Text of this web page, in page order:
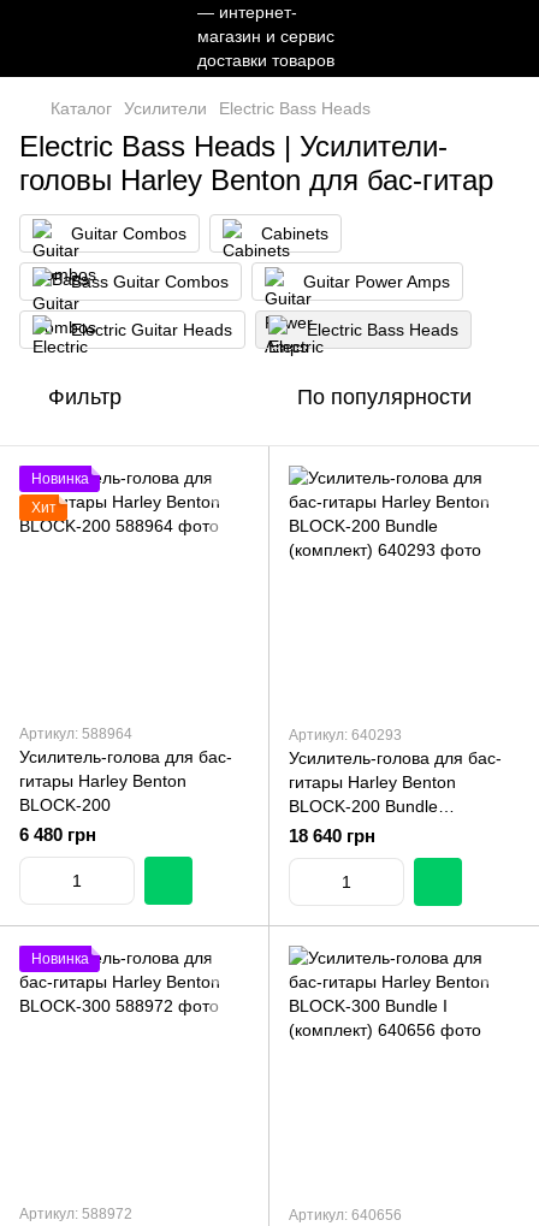
Каталог Усилители Electric Bass Heads
Electric Bass Heads | Усилители-
головы Harley Benton для бас-гитар
Guitar Combos Cabinets
Bass Guitar Combos Guitar Power Amps
Electric Guitar Heads Electric Bass Heads
Фильтр По популярности
Новинка
Хит
Артикул: 588964
Усилитель-голова для бас-
гитары Harley Benton
BLOCK-200
6 480 грн
Артикул: 640293
Усилитель-голова для бас-
гитары Harley Benton
BLOCK-200 Bundle
(комплект)
18 640 грн
Новинка
Артикул: 588972 Артикул: 640656